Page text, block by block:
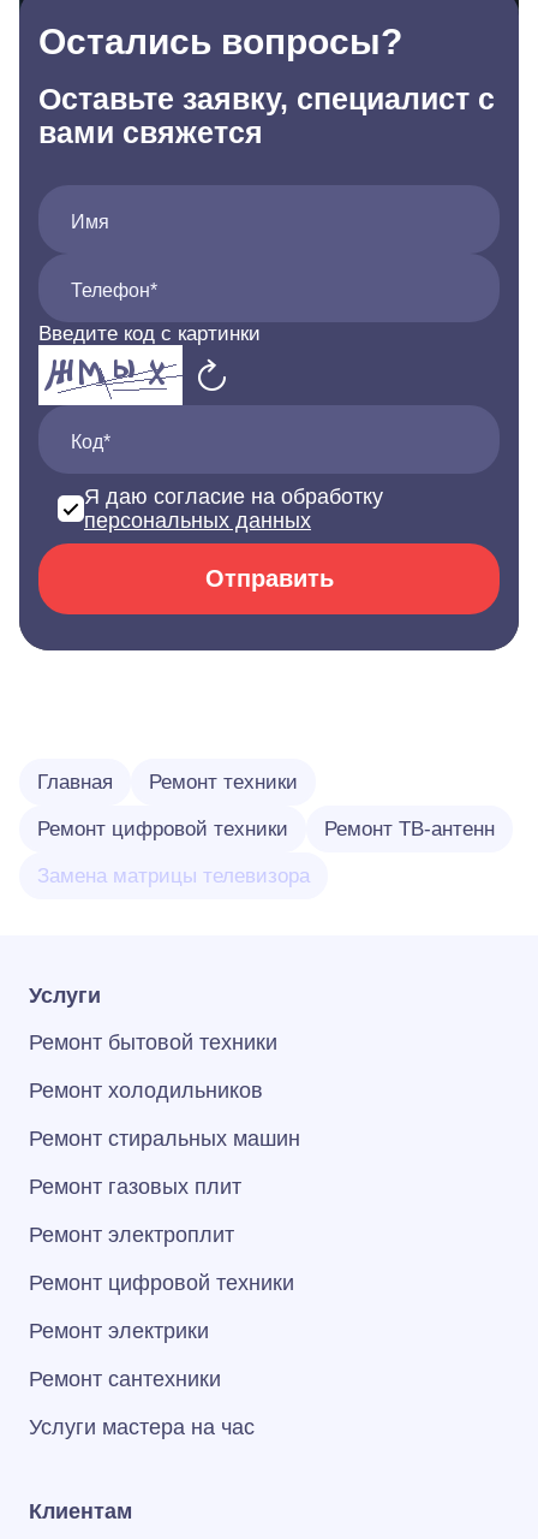
Остались вопросы?
Оставьте заявку, специалист с
вами свяжется
Имя
Телефон*
Введите код с картинки
Код*
Я даю согласие на обработку
персональных данных
Отправить
Главная Ремонт техники
Ремонт цифровой техники Ремонт ТВ-антенн
Замена матрицы телевизора
Услуги
Ремонт бытовой техники
Ремонт холодильников
Ремонт стиральных машин
Ремонт газовых плит
Ремонт электроплит
Ремонт цифровой техники
Ремонт электрики
Ремонт сантехники
Услуги мастера на час
Клиентам